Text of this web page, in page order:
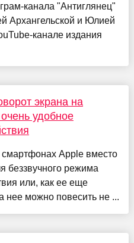
канала "Антиглянец"
Архангельской и Юлией
канале издания
экрана на
удобное
Apple вместо
беззвучного режима
или, как ее еще
нее можно повесить не ...